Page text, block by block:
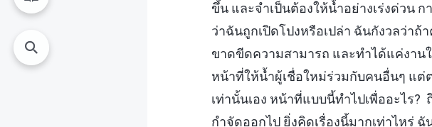
ขึ้น และจำเป็นต้องให้น้ำอย่างเร่งด่วน
ว่าฉันถูกเปิดโปงหรือเปล่า ฉันกังวลว่าถ้
ขาดขีดความสามารถ และทำได้แค่งาน
หน้าที่ให้น้ำผู้เชื่อใหม่ร่วมกับคนอื่นๆ แต่
เท่านั้นเอง หน้าที่แบบนี้ทำไปเพื่ออะไร
กำจัดออกไป ยิ่งคิดเรื่องนี้มากเท่าไหร่